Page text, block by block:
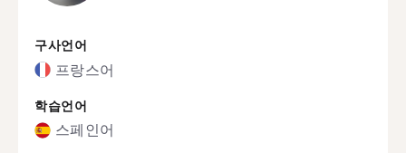
구사언어
프랑스어
학습언어
스페인어